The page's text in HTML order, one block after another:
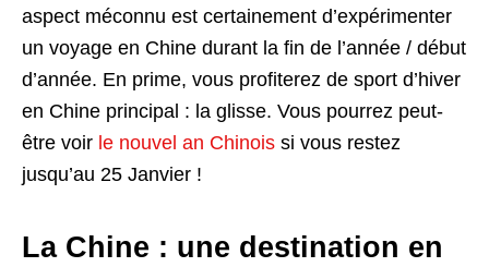
aspect méconnu est certainement d’expérimenter
un voyage en Chine durant la fin de l’année / début
d’année. En prime, vous profiterez de sport d’hiver
en Chine principal : la glisse. Vous pourrez peut-
être voir le nouvel an Chinois si vous restez
jusqu’au 25 Janvier !
La Chine : une destination en